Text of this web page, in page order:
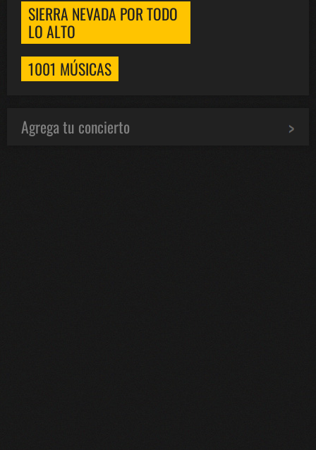
SIERRA NEVADA POR TODO
LO ALTO
1001 MÚSICAS
Agrega tu concierto